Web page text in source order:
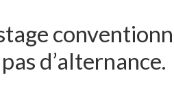
d’alternance.